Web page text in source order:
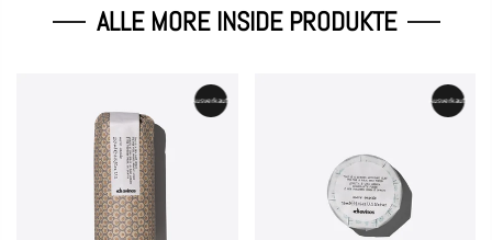
ALLE MORE INSIDE PRODUKTE
Ausverkauft Ausverkauft